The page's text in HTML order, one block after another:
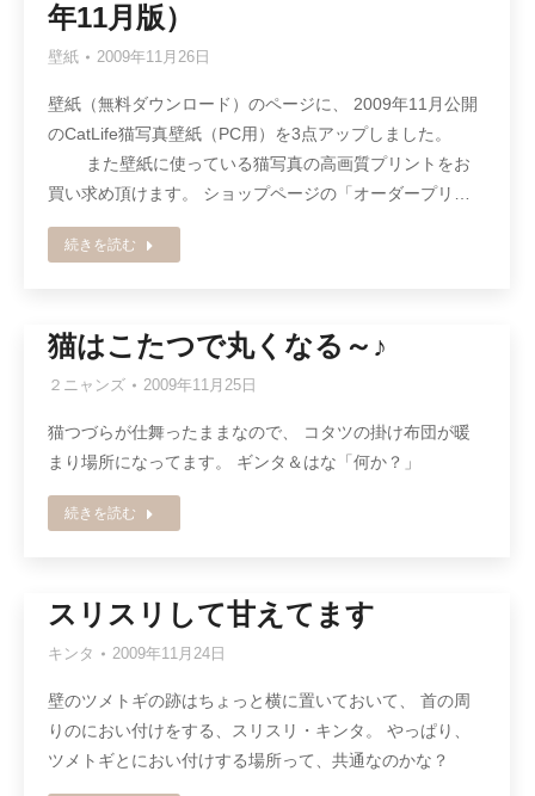
年11月版）
壁紙 2009年11月26日
壁紙（無料ダウンロード）のページに、 2009年11月公開
のCatLife猫写真壁紙（PC用）を3点アップしました。
また壁紙に使っている猫写真の高画質プリントをお
買い求め頂けます。 ショップページの「オーダープリ…
続きを読む
猫はこたつで丸くなる～♪
２ニャンズ 2009年11月25日
猫つづらが仕舞ったままなので、 コタツの掛け布団が暖
まり場所になってます。 ギンタ＆はな「何か？」
続きを読む
スリスリして甘えてます
キンタ 2009年11月24日
壁のツメトギの跡はちょっと横に置いておいて、 首の周
りのにおい付けをする、スリスリ・キンタ。 やっぱり、
ツメトギとにおい付けする場所って、共通なのかな？